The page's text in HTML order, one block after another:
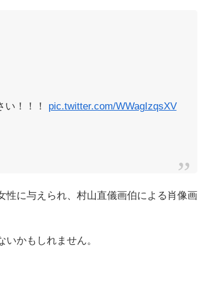
い！！！ pic.twitter.com/WWagIzqsXV
に与えられ、村山直儀画伯による肖像画
かもしれません。